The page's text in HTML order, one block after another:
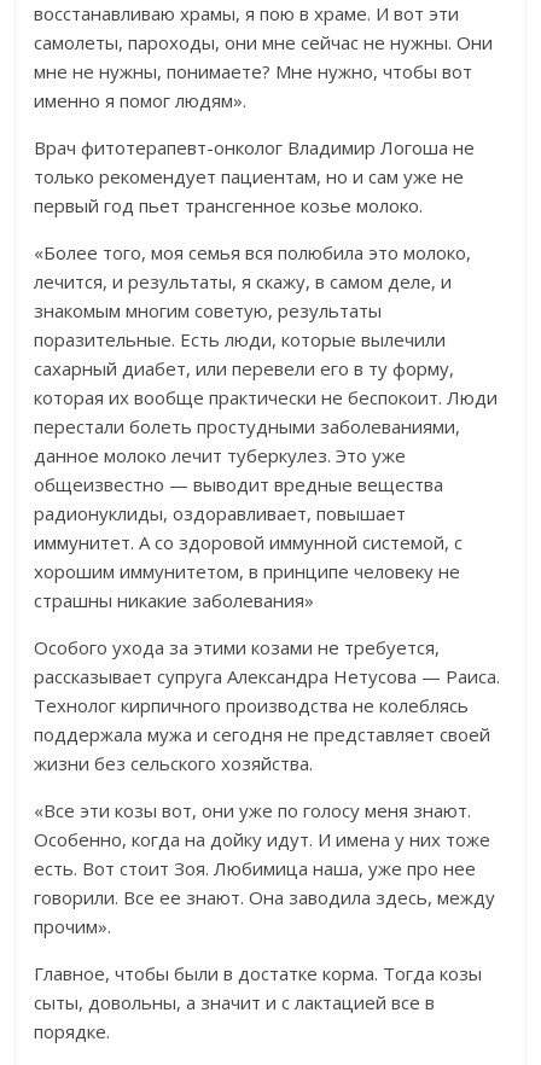
восстанавливаю храмы, я пою в храме. И вот эти
самолеты, пароходы, они мне сейчас не нужны. Они
мне не нужны, понимаете? Мне нужно, чтобы вот
именно я помог людям».
Врач фитотерапевт-онколог Владимир Логоша не
только рекомендует пациентам, но и сам уже не
первый год пьет трансгенное козье молоко.
«Более того, моя семья вся полюбила это молоко,
лечится, и результаты, я скажу, в самом деле, и
знакомым многим советую, результаты
поразительные. Есть люди, которые вылечили
сахарный диабет, или перевели его в ту форму,
которая их вообще практически не беспокоит. Люди
перестали болеть простудными заболеваниями,
данное молоко лечит туберкулез. Это уже
общеизвестно — выводит вредные вещества
радионуклиды, оздоравливает, повышает
иммунитет. А со здоровой иммунной системой, с
хорошим иммунитетом, в принципе человеку не
страшны никакие заболевания»
Особого ухода за этими козами не требуется,
рассказывает супруга Александра Нетусова — Раиса.
Технолог кирпичного производства не колеблясь
поддержала мужа и сегодня не представляет своей
жизни без сельского хозяйства.
«Все эти козы вот, они уже по голосу меня знают.
Особенно, когда на дойку идут. И имена у них тоже
есть. Вот стоит Зоя. Любимица наша, уже про нее
говорили. Все ее знают. Она заводила здесь, между
прочим».
Главное, чтобы были в достатке корма. Тогда козы
сыты, довольны, а значит и с лактацией все в
порядке.